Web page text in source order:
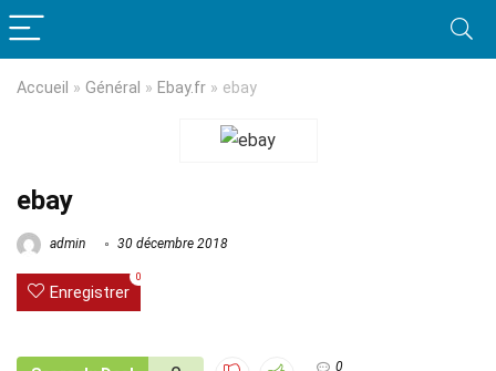
Accueil » Général » Ebay.fr » ebay
ebay
admin 30 décembre 2018
Enregistrer
0
0